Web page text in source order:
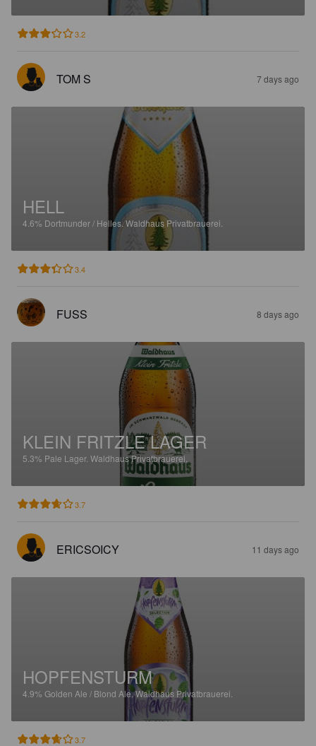
3.2
TOM S 7 days ago
HELL
4.6% Dortmunder / Helles. Waldhaus Privatbrauerei.
3.4
FUSS 8 days ago
KLEIN FRITZLE LAGER
5.3% Pale Lager. Waldhaus Privatbrauerei.
3.7
ERICSOICY 11 days ago
HOPFENSTURM
4.9% Golden Ale / Blond Ale.Waldhaus Privatbrauerei.
3.7